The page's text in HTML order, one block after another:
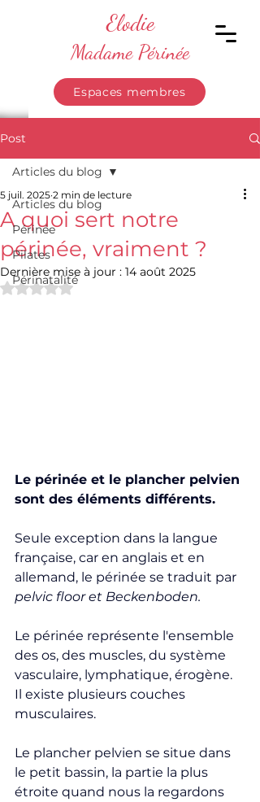
Elodie
Madame Périnée
Espaces membres
Post
Articles du blog
Périnée
Pilates
Périnatalité
Articles du blog
A quoi sert notre
périnée, vraiment ?
5 juil. 2025 2 min de lecture
Dernière mise à jour : 14 août 2025
Noté NaN étoiles sur 5.
Le périnée et le plancher pelvien
sont des éléments différents.
Seule exception dans la langue
française, car en anglais et en
allemand, le périnée se traduit par
pelvic floor et Beckenboden.
Le périnée représente l'ensemble
des os, des muscles, du système
vasculaire, lymphatique, érogène.
Il existe plusieurs couches
musculaires.
Le plancher pelvien se situe dans
le petit bassin, la partie la plus
étroite quand nous la regardons